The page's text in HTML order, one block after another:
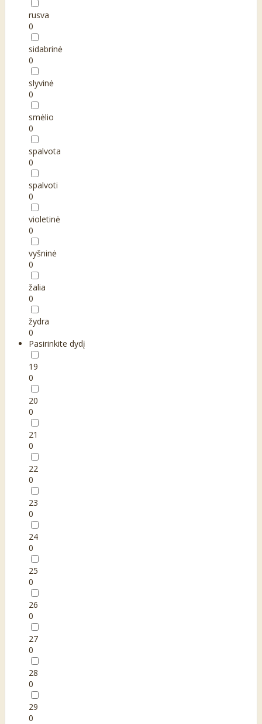
rusva
0
sidabrinė
0
slyvinė
0
smėlio
0
spalvota
0
spalvoti
0
violetinė
0
vyšninė
0
žalia
0
žydra
0
Pasirinkite dydį
19
0
20
0
21
0
22
0
23
0
24
0
25
0
26
0
27
0
28
0
29
0